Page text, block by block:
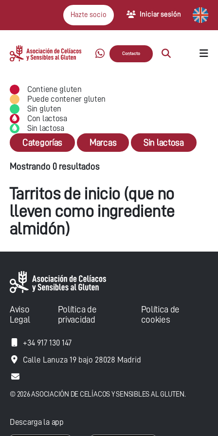
Hazte socio Iniciar sesión
Contacto
Contiene gluten
Puede contener gluten
Sin gluten
Con lactosa
Sin lactosa
Categorías Marcas Sin lactosa
Mostrando 0 resultados
Tarritos de inicio (que no
lleven como ingrediente
almidón)
Aviso
Legal
Política de
privacidad
Política de
cookies
+34 917 130 147
Calle Lanuza 19 bajo 28028 Madrid
© 2026 ASOCIACIÓN DE CELÍACOS Y SENSIBLES AL GLUTEN.
Descarga la app